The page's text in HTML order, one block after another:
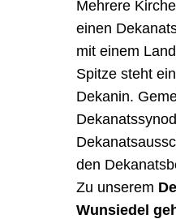
Mehrere
einen
mit einem
Spitze steht
Dekanin.
den
Zu unserem
Wunsiedel